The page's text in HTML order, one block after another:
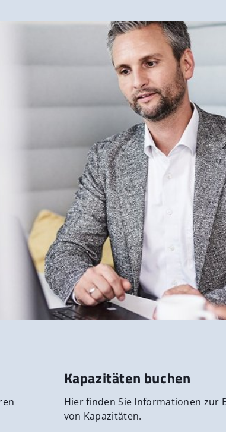
Kapazitäten buchen
Hier finden Sie Informationen zur
von Kapazitäten.